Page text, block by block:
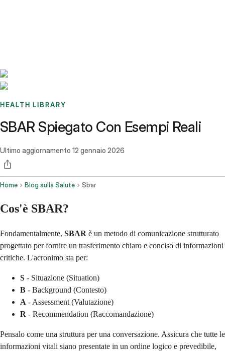
HEALTH LIBRARY
SBAR Spiegato Con Esempi Reali
Ultimo aggiornamento 12 gennaio 2026
Home Blog sulla Salute Sbar
Cos'è SBAR?
Fondamentalmente, SBAR è un metodo di comunicazione strutturato
progettato per fornire un trasferimento chiaro e conciso di informazioni
critiche. L'acronimo sta per:
S - Situazione (Situation)
B - Background (Contesto)
A - Assessment (Valutazione)
R - Recommendation (Raccomandazione)
Pensalo come una struttura per una conversazione. Assicura che tutte le
informazioni vitali siano presentate in un ordine logico e prevedibile,